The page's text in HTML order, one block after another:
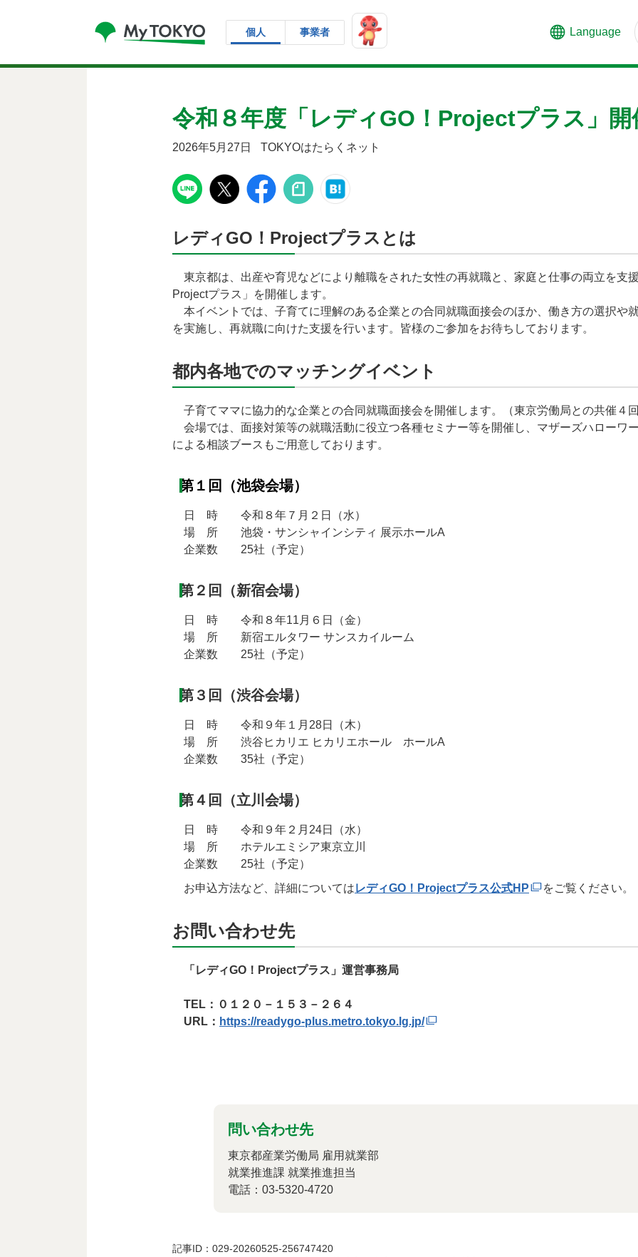
個人 事業者 Language
令和８年度「レディGO！Projectプラス」
2026年5月27日 TOKYOはたらくネット
レディGO！Projectプラスとは
東京都は、出産や育児などにより離職をされた女性の再就職と、家庭と仕事の両立を支
Projectプラス」を開催します。
本イベントでは、子育てに理解のある企業との合同就職面接会のほか、働き方の選択や
を実施し、再就職に向けた支援を行います。皆様のご参加をお待ちしております。
都内各地でのマッチングイベント
子育てママに協力的な企業との合同就職面接会を開催します。（東京労働局との共催４
会場では、面接対策等の就職活動に役立つ各種セミナー等を開催し、マザーズハローワ
による相談ブースもご用意しております。
第１回（池袋会場）
日 時 令和８年７月２日（水）
場 所 池袋・サンシャインシティ 展示ホールA
企業数 25社（予定）
第２回（新宿会場）
日 時 令和８年11月６日（金）
場 所 新宿エルタワー サンスカイルーム
企業数 25社（予定）
第３回（渋谷会場）
日 時 令和９年１月28日（木）
場 所 渋谷ヒカリエ ヒカリエホール ホールA
企業数 35社（予定）
第４回（立川会場）
日 時 令和９年２月24日（水）
場 所 ホテルエミシア東京立川
企業数 25社（予定）
お申込方法など、詳細についてはレディGO！Projectプラス公式HP をご覧ください。
お問い合わせ先
「レディGO！Projectプラス」運営事務局
TEL：０１２０－１５３－２６４
URL： https://readygo-plus.metro.tokyo.lg.jp/
問い合わせ先
東京都産業労働局 雇用就業部
就業推進課 就業推進担当
電話：03-5320-4720
記事ID：029-20260525-256747420